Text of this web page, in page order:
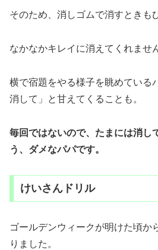
そのため、消しゴムで消すときも
なかなかキレイに消えてくれませ
横で宿題をやる様子を眺めている
消して」と甘えてくることも。
毎回ではないので、たまには消し
う、ダメなパパです。
けいさんドリル
ゴールデンウィークが明けた頃か
りました。